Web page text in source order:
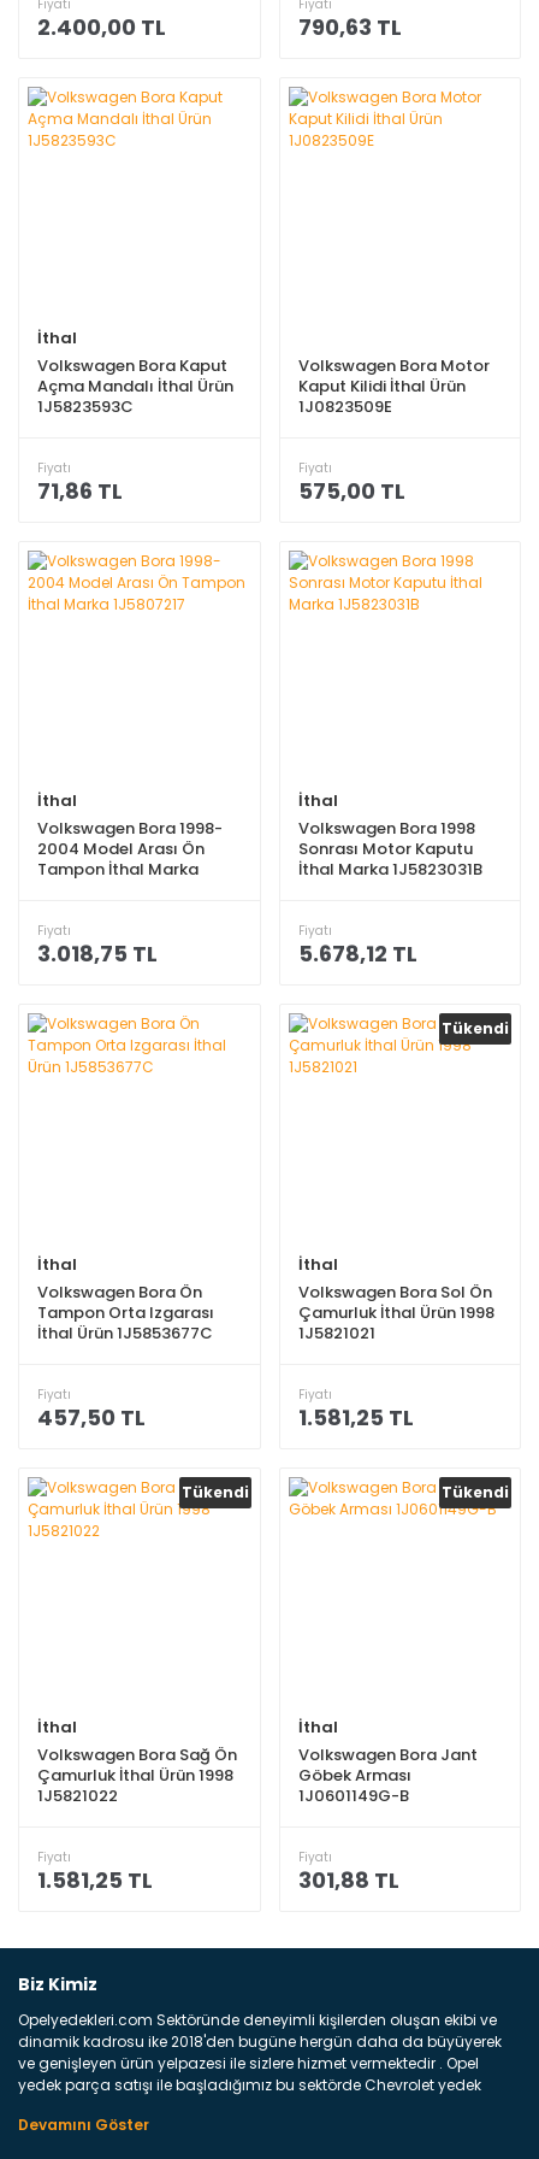
Fiyatı
2.400,00 TL
Fiyatı
790,63 TL
İthal
Volkswagen Bora Kaput
Açma Mandalı İthal Ürün
1J5823593C
Fiyatı
71,86 TL
Volkswagen Bora Motor
Kaput Kilidi İthal Ürün
1J0823509E
Fiyatı
575,00 TL
İthal
Volkswagen Bora 1998-
2004 Model Arası Ön
Tampon İthal Marka
Fiyatı
3.018,75 TL
İthal
Volkswagen Bora 1998
Sonrası Motor Kaputu
İthal Marka 1J5823031B
Fiyatı
5.678,12 TL
İthal
Volkswagen Bora Ön
Tampon Orta Izgarası
İthal Ürün 1J5853677C
Fiyatı
457,50 TL
Tükendi
İthal
Volkswagen Bora Sol Ön
Çamurluk İthal Ürün 1998
1J5821021
Fiyatı
1.581,25 TL
Tükendi
İthal
Volkswagen Bora Sağ Ön
Çamurluk İthal Ürün 1998
1J5821022
Fiyatı
1.581,25 TL
Tükendi
İthal
Volkswagen Bora Jant
Göbek Arması
1J0601149G-B
Fiyatı
301,88 TL
Biz Kimiz
Opelyedekleri.com Sektöründe deneyimli kişilerden oluşan ekibi ve
dinamik kadrosu ike 2018'den bugüne hergün daha da büyüyerek
ve genişleyen ürün yelpazesi ile sizlere hizmet vermektedir . Opel
yedek parça satışı ile başladığımız bu sektörde Chevrolet yedek
marka araçların ve FCA Grubun Fiat ve Alfa Romeo yedek parça